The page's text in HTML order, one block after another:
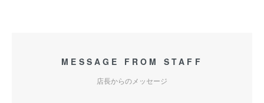
MESSAGE FROM STAFF
店長からのメッセージ